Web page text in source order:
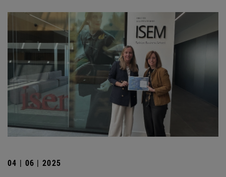
04 | 06 | 2025